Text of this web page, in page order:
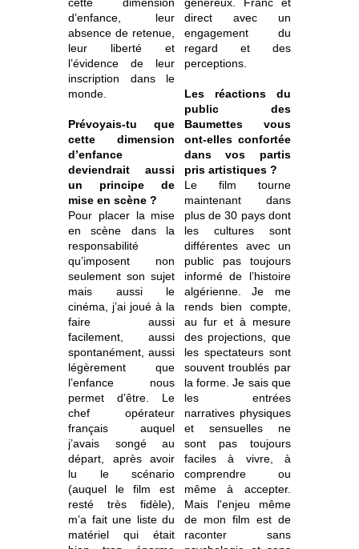
d’enfance, leur
absence de retenue,
leur liberté et
l’évidence de leur
inscription dans le
monde.
Prévoyais-tu que
cette dimension
d’enfance
deviendrait aussi
un principe de
mise en scène ?
Pour placer la mise
en scène dans la
responsabilité
qu’imposent non
seulement son sujet
mais aussi le
cinéma, j’ai joué à la
faire aussi
facilement, aussi
spontanément, aussi
légèrement que
l’enfance nous
permet d’être. Le
chef opérateur
français auquel
j’avais songé au
départ, après avoir
lu le scénario
(auquel le film est
resté très fidèle),
m’a fait une liste du
matériel qui était
direct avec un
engagement du
regard et des
perceptions.
Les réactions du
public des
Baumettes vous
ont-elles confortée
dans vos partis
pris artistiques ?
Le film tourne
maintenant dans
plus de 30 pays dont
les cultures sont
différentes avec un
public pas toujours
informé de l’histoire
algérienne. Je me
rends bien compte,
au fur et à mesure
des projections, que
les spectateurs sont
souvent troublés par
la forme. Je sais que
les entrées
narratives physiques
et sensuelles ne
sont pas toujours
faciles à vivre, à
comprendre ou
même à accepter.
Mais l'enjeu même
de mon film est de
raconter sans